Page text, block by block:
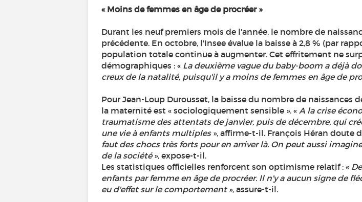
« Moins de femmes en âge de procréer »
Durant les neuf premiers mois de l'année, le nombre de
précédente. En octobre, l'Insee évalue la baisse à 2,8 % (par
population totale continue à augmenter. Cet effritement ne
démographiques : « La deuxième vague du baby-boom a déjà
creux de la natalité, puisqu'il y a moins de femmes en âge de
Pour Jean-Loup Durousset, la baisse du nombre de
la maternité est « sociologiquement sensible ». « A la crise
traumatisme des attentats de janvier, puis de décembre, qui
une vie à enfants multiples», affirme-t-il. François Héran doute
faut des chocs très forts pour en arriver là. On peut aussi
de la société», expose-t-il.
Les statistiques officielles renforcent son optimisme relatif : «
enfants par femme en âge de procréer. Il n'y a aucun signe de
eu d'effet sur le comportement», assure-t-il.